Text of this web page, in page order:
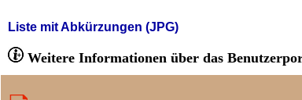
Liste mit Abkürzungen (JPG)
Weitere Informationen über das